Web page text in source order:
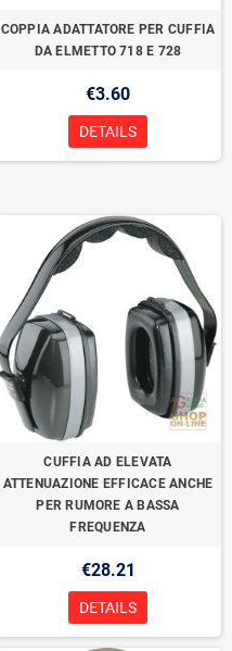
COPPIA ADATTATORE PER CUFFIA
DA ELMETTO 718 E 728
€3.60
DETAILS
CUFFIA AD ELEVATA
ATTENUAZIONE EFFICACE ANCHE
PER RUMORE A BASSA
FREQUENZA
€28.21
DETAILS